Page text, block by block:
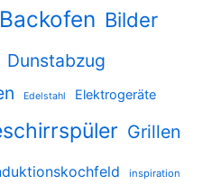
Backofen Bilder
Dunstabzug
Edelstahl Elektrogeräte
Grillen
inspiration